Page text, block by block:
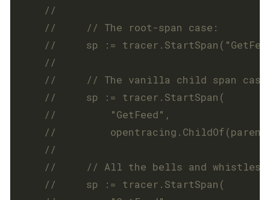
	//     // The root-span case:
//     sp :=
//     // The vanilla child span
//     sp := tracer.StartSpan(
//         "GetFeed",
//
	//     // All the bells and whistles:
//     sp := tracer.StartSpan(